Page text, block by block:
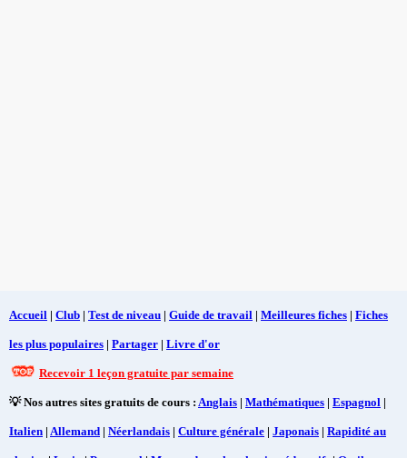
Accueil | Club | Test de niveau | Guide de travail | Meilleures fiches | Fiches
les plus populaires | Partager | Livre d'or
Recevoir 1 leçon gratuite par semaine
💡 Nos autres sites gratuits de cours : Anglais | Mathématiques | Espagnol |
Italien | Allemand | Néerlandais | Culture générale | Japonais | Rapidité au